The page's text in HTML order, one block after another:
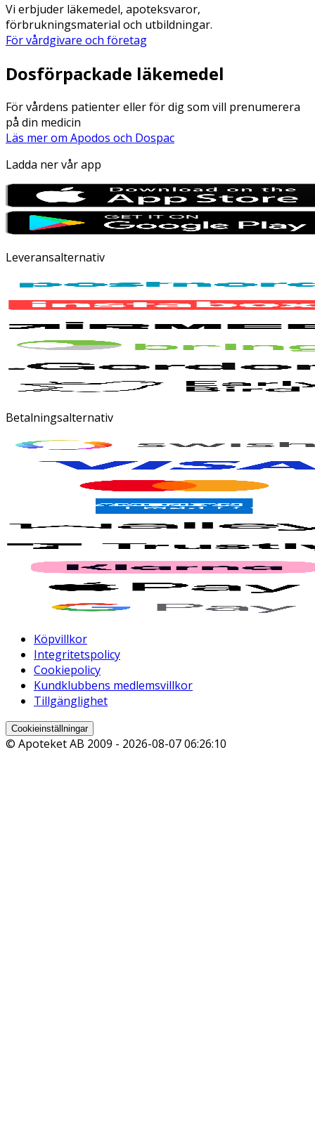
Vi erbjuder läkemedel, apoteksvaror,
förbrukningsmaterial och utbildningar.
För vårdgivare och företag
Dosförpackade läkemedel
För vårdens patienter eller för dig som vill prenumerera
på din medicin
Läs mer om Apodos och Dospac
Ladda ner vår app
Leveransalternativ
Betalningsalternativ
Köpvillkor
Integritetspolicy
Cookiepolicy
Kundklubbens medlemsvillkor
Tillgänglighet
Cookieinställningar
© Apoteket AB 2009 - 2026-08-07 06:26:10